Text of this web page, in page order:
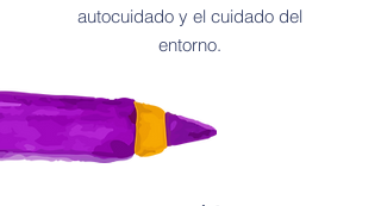
autocuidado y el cuidado del
entorno.